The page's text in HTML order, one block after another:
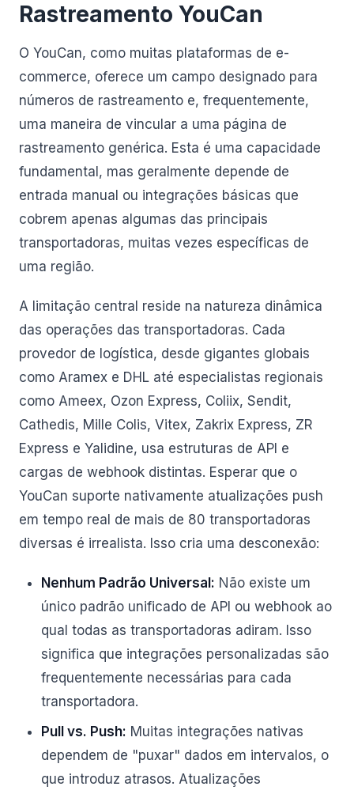
Rastreamento YouCan
O YouCan, como muitas plataformas de e-
commerce, oferece um campo designado para
números de rastreamento e, frequentemente,
uma maneira de vincular a uma página de
rastreamento genérica. Esta é uma capacidade
fundamental, mas geralmente depende de
entrada manual ou integrações básicas que
cobrem apenas algumas das principais
transportadoras, muitas vezes específicas de
uma região.
A limitação central reside na natureza dinâmica
das operações das transportadoras. Cada
provedor de logística, desde gigantes globais
como Aramex e DHL até especialistas regionais
como Ameex, Ozon Express, Coliix, Sendit,
Cathedis, Mille Colis, Vitex, Zakrix Express, ZR
Express e Yalidine, usa estruturas de API e
cargas de webhook distintas. Esperar que o
YouCan suporte nativamente atualizações push
em tempo real de mais de 80 transportadoras
diversas é irrealista. Isso cria uma desconexão:
Nenhum Padrão Universal: Não existe um
único padrão unificado de API ou webhook ao
qual todas as transportadoras adiram. Isso
significa que integrações personalizadas são
frequentemente necessárias para cada
transportadora.
Pull vs. Push: Muitas integrações nativas
dependem de "puxar" dados em intervalos, o
que introduz atrasos. Atualizações